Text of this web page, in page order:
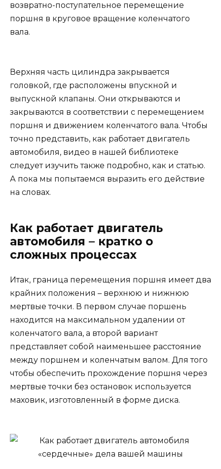
возвратно-поступательное перемещение
поршня в круговое вращение коленчатого
вала.
Верхняя часть цилиндра закрывается
головкой, где расположены впускной и
выпускной клапаны. Они открываются и
закрываются в соответствии с перемещением
поршня и движением коленчатого вала. Чтобы
точно представить, как работает двигатель
автомобиля, видео в нашей библиотеке
следует изучить также подробно, как и статью.
А пока мы попытаемся выразить его действие
на словах.
Как работает двигатель
автомобиля – кратко о
сложных процессах
Итак, граница перемещения поршня имеет два
крайних положения – верхнюю и нижнюю
мертвые точки. В первом случае поршень
находится на максимальном удалении от
коленчатого вала, а второй вариант
представляет собой наименьшее расстояние
между поршнем и коленчатым валом. Для того
чтобы обеспечить прохождение поршня через
мертвые точки без остановок используется
маховик, изготовленный в форме диска.